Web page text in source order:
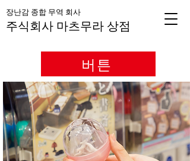
주식회사 마츠무라 상점
장난감 종합 무역 회사
버튼